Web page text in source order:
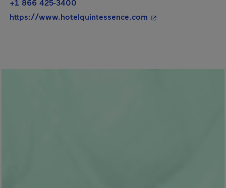
+1 866 425-3400
https://www.hotelquintessence.com - Cet hyperlien